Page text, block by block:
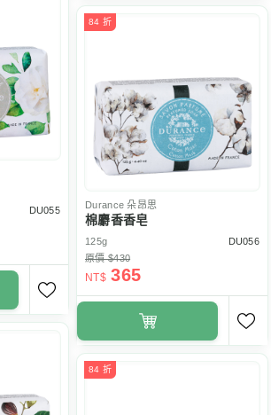
DU055
84 折
Durance 朵昂思
棉麝香香皂
125g
DU056
原價 $430
NT$ 365
84 折